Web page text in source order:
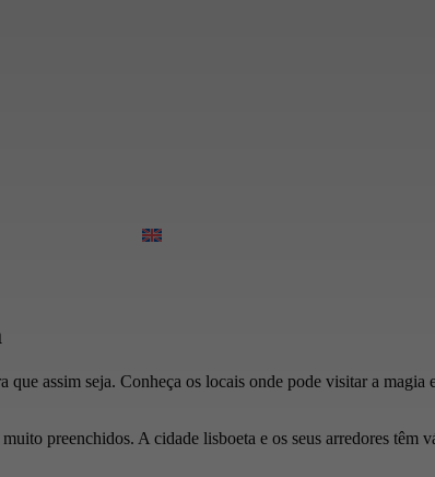
assim seja. Conheça os locais onde pode visitar a
preenchidos. A cidade lisboeta e os seus arredores